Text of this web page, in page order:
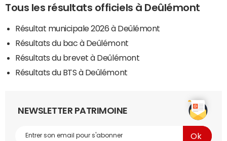
Tous les résultats officiels à Deûlémont
Résultat municipale 2026 à Deûlémont
Résultats du bac à Deûlémont
Résultats du brevet à Deûlémont
Résultats du BTS à Deûlémont
NEWSLETTER PATRIMOINE